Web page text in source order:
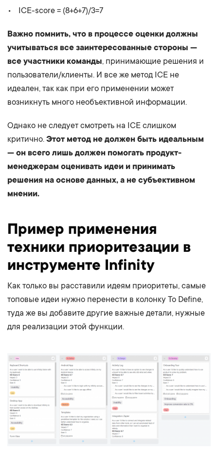
ICE-score = (8+6+7)/3=7
Важно помнить, что в процессе оценки должны
учитываться все заинтересованные стороны —
все участники команды, принимающие решения и
пользователи/клиенты. И все же метод ICE не
идеален, так как при его применении может
возникнуть много необъективной информации.
Однако не следует смотреть на ICE слишком
критично. Этот метод не должен быть идеальным
— он всего лишь должен помогать продукт-
менеджерам оценивать идеи и принимать
решения на основе данных, а не субъективном
мнении.
Пример применения
техники приоритезации в
инструменте Infinity
Как только вы расставили идеям приоритеты, самые
топовые идеи нужно перенести в колонку To Define,
туда же вы добавите другие важные детали, нужные
для реализации этой функции.